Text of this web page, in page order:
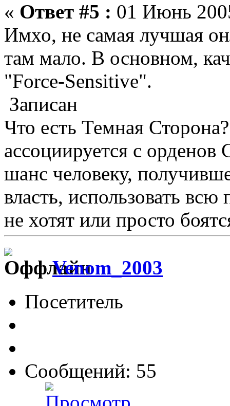
« Ответ #5 : 01 Июнь
Имхо, не самая лучшая
там мало. В основном,
"Force-Sensitive".
Записан
Что есть Темная
ассоциируется с
шанс человеку,
власть, использовать
не хотят или просто
Venom_2003
Посетитель
Сообщений: 55